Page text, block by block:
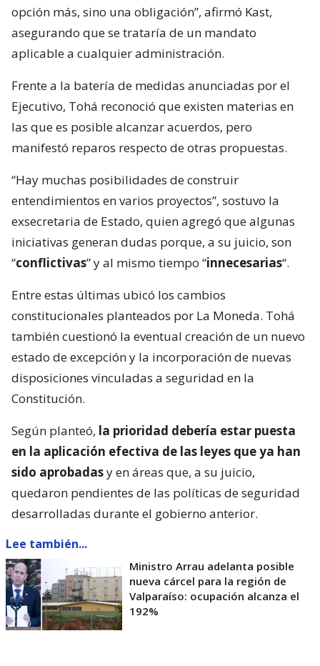
opción más, sino una obligación”, afirmó Kast,
asegurando que se trataría de un mandato
aplicable a cualquier administración.
Frente a la batería de medidas anunciadas por el
Ejecutivo, Tohá reconoció que existen materias en
las que es posible alcanzar acuerdos, pero
manifestó reparos respecto de otras propuestas.
“Hay muchas posibilidades de construir
entendimientos en varios proyectos”, sostuvo la
exsecretaria de Estado, quien agregó que algunas
iniciativas generan dudas porque, a su juicio, son
“conflictivas” y al mismo tiempo “innecesarias“.
Entre estas últimas ubicó los cambios
constitucionales planteados por La Moneda. Tohá
también cuestionó la eventual creación de un nuevo
estado de excepción y la incorporación de nuevas
disposiciones vinculadas a seguridad en la
Constitución.
Según planteó, la prioridad debería estar puesta
en la aplicación efectiva de las leyes que ya han
sido aprobadasy en áreas que, a su juicio,
quedaron pendientes de las políticas de seguridad
desarrolladas durante el gobierno anterior.
Lee también...
Ministro Arrau adelanta posible
nueva cárcel para la región de
Valparaíso: ocupación alcanza el
192%